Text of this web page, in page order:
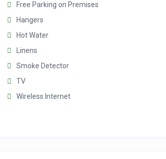
Free Parking on Premises
Hangers
Hot Water
Linens
Smoke Detector
TV
Wireless Internet